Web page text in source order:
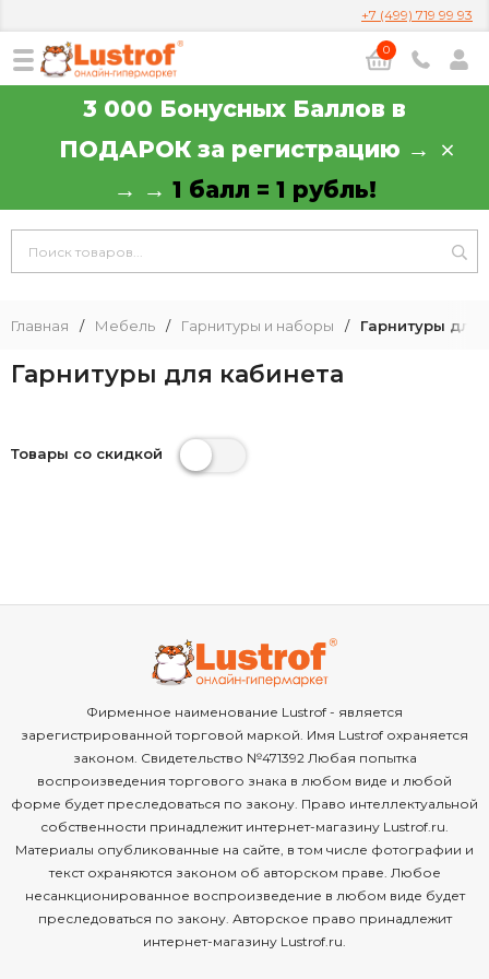
+7 (499) 719 99 93
0
3 000 Бонусных Баллов в
ПОДАРОК за регистрацию →
→ → 1 балл = 1 рубль!
Главная / Мебель / Гарнитуры и наборы / Гарнитуры для
Гарнитуры для кабинета
Товары со скидкой
Фирменное наименование Lustrof - является
зарегистрированной торговой маркой. Имя Lustrof охраняется
законом. Свидетельство №471392 Любая попытка
воспроизведения торгового знака в любом виде и любой
форме будет преследоваться по закону. Право интеллектуальной
собственности принадлежит интернет-магазину Lustrof.ru.
Материалы опубликованные на сайте, в том числе фотографии и
текст охраняются законом об авторском праве. Любое
несанкционированное воспроизведение в любом виде будет
преследоваться по закону. Авторское право принадлежит
интернет-магазину Lustrof.ru.